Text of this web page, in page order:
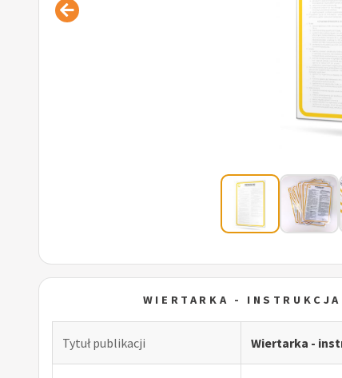
WIERTARKA -
Tytuł publikacji Wiertarka -